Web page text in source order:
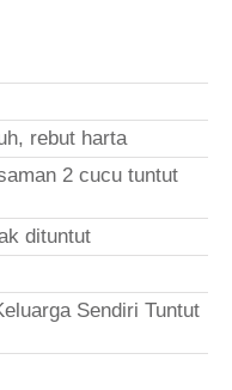
rebut harta
2 cucu tuntut
dituntut
Sendiri Tuntut